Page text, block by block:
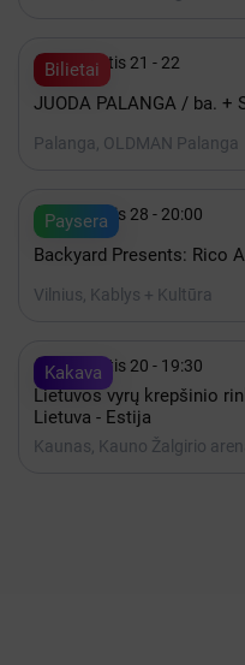
Bilietai
 Rugpjūtis 21 - 22
JUODA PALANGA / ba. +
Palanga, OLDMAN Palanga
Paysera
 Rugpjūtis 28 - 20:00
Backyard Presents: Rico
Vilnius, Kablys + Kultūra
Kakava
 Rugpjūtis 20 - 19:30
Lietuvos vyrų krepšinio
Lietuva - Estija
Kaunas, Kauno Žalgirio